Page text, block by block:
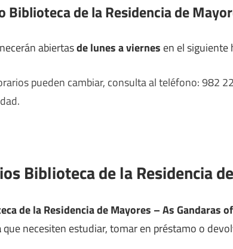
Biblioteca de la Residencia de
abiertasde lunes a viernes en el
pueden cambiar, consulta al teléfono: 982
Biblioteca de la Residencia
de la Residencia de Mayores – As Gandaras
que necesiten estudiar, tomar en préstamo o